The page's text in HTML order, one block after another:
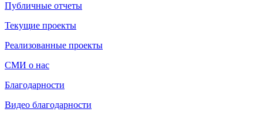
Публичные отчеты
Текущие проекты
Реализованные проекты
СМИ о нас
Благодарности
Видео благодарности